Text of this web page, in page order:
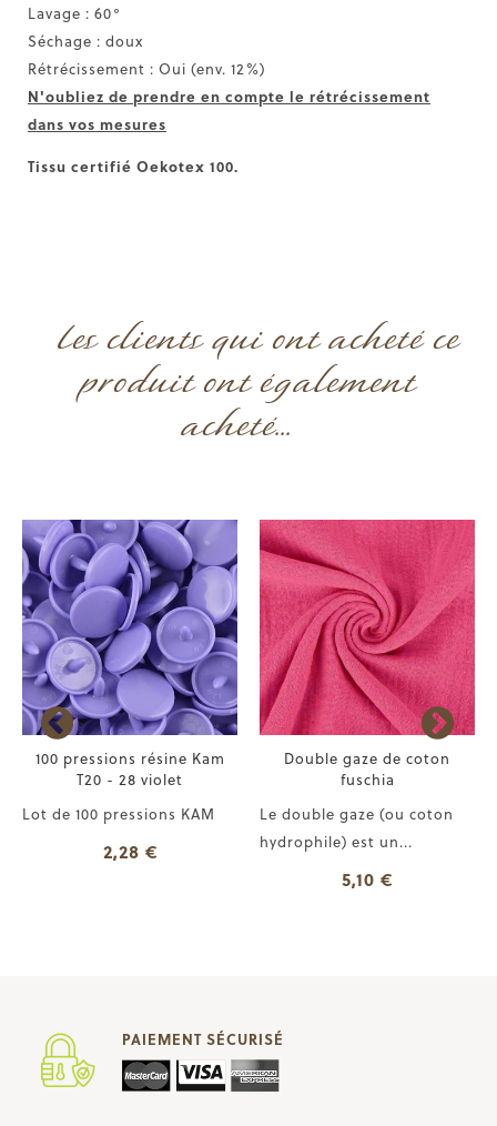
Lavage : 60°
Séchage : doux
Rétrécissement : Oui (env. 12%)
N'oubliez de prendre en compte le rétrécissement
dans vos mesures
Tissu certifié Oekotex 100.
Les clients qui ont acheté ce
produit ont également
acheté...
100 pressions résine Kam
T20 - 28 violet
Lot de 100 pressions KAM
2,28 €
Double gaze de coton
fuschia
Le double gaze (ou coton
hydrophile) est un...
5,10 €
PAIEMENT SÉCURISÉ